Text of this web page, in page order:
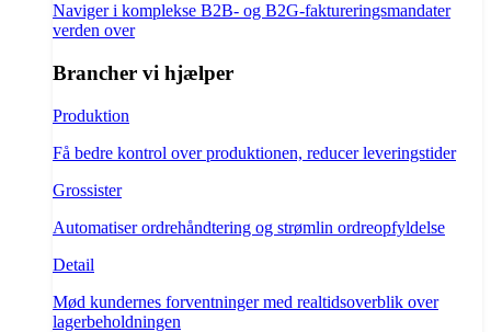
Naviger i komplekse B2B- og B2G-faktureringsmandater
verden over
Brancher vi hjælper
Produktion
Få bedre kontrol over produktionen, reducer leveringstider
Grossister
Automatiser ordrehåndtering og strømlin ordreopfyldelse
Detail
Mød kundernes forventninger med realtidsoverblik over
lagerbeholdningen